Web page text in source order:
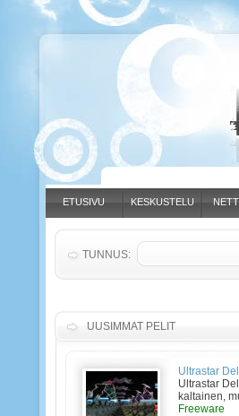
ETUSIVU KESKUSTELU
UUSIMMAT PELIT
Ultrastar
Ultrastar
kaltainen,
Freeware
TUNNUS: